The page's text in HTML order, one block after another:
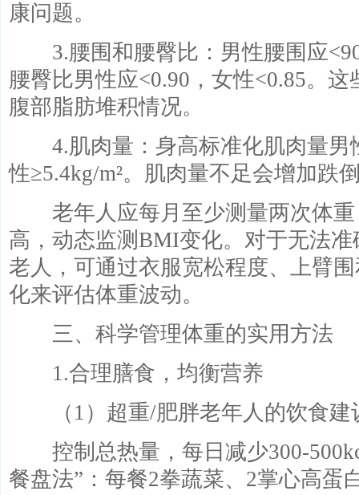
康问题。
3.腰围和腰臀比：男性腰围应
腰臀比男性应<0.90，女性<0.85。
腹部脂肪堆积情况。
4.肌肉量：身高标准化肌肉量男
性≥5.4kg/m²。肌肉量不足会增加跌
老年人应每月至少测量两次体重
高，动态监测BMI变化。对于无法
老人，可通过衣服宽松程度、上臂
化来评估体重波动。
三、科学管理体重的实用方法
1.合理膳食，均衡营养
（1）超重/肥胖老年人的饮食建
控制总热量，每日减少300-
餐盘法”：每餐2拳蔬菜、2掌心高蛋